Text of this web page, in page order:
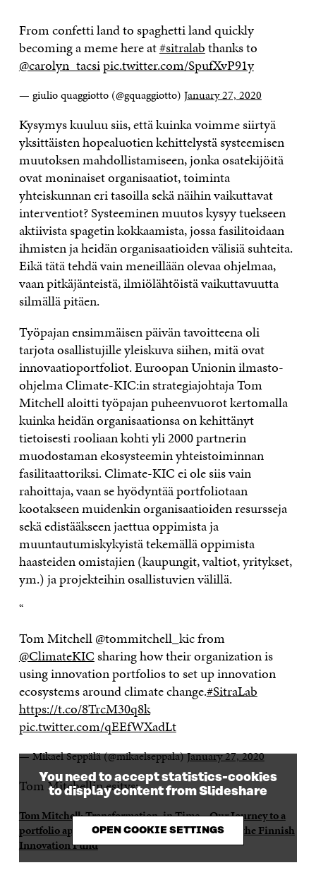
From confetti land to spaghetti land quickly
becoming a meme here at#sitralabthanks to
@carolyn_tacsipic.twitter.com/SpufXvP91y
— giulio quaggiotto (@gquaggiotto) January 27, 2020
Kysymys kuuluu siis, että kuinka voimme siirtyä
yksittäisten hopealuotien kehittelystä systeemisen
muutoksen mahdollistamiseen, jonka osatekijöitä
ovat moninaiset organisaatiot, toiminta
yhteiskunnan eri tasoilla sekä näihin vaikuttavat
interventiot? Systeeminen muutos kysyy tuekseen
aktiivista spagetin kokkaamista, jossa fasilitoidaan
ihmisten ja heidän organisaatioiden välisiä suhteita.
Eikä tätä tehdä vain meneillään olevaa ohjelmaa,
vaan pitkäjänteistä, ilmiölähtöistä vaikuttavuutta
silmällä pitäen.
Työpajan ensimmäisen päivän tavoitteena oli
tarjota osallistujille yleiskuva siihen, mitä ovat
innovaatioportfoliot. Euroopan Unionin ilmasto-
ohjelma Climate-KIC:in strategiajohtaja Tom
Mitchell aloitti työpajan puheenvuorot kertomalla
kuinka heidän organisaationsa on kehittänyt
tietoisesti rooliaan kohti yli 2000 partnerin
muodostaman ekosysteemin yhteistoiminnan
fasilitaattoriksi. Climate-KIC ei ole siis vain
rahoittaja, vaan se hyödyntää portfoliotaan
kootakseen muidenkin organisaatioiden resursseja
sekä edistääkseen jaettua oppimista ja
muuntautumiskykyistä tekemällä oppimista
haasteiden omistajien (kaupungit, valtiot, yritykset,
ym.) ja projekteihin osallistuvien välillä.
“
Tom Mitchell @tommitchell_kic from
@ClimateKICsharing how their organization is
using innovation portfolios to set up innovation
ecosystems around climate change.#SitraLab
https://t.co/8TrcM30q8k
pic.twitter.com/qEEfWXadLt
— Mikael Seppälä (@mikaelseppala)January 27, 2020
Tom Mitchellin esitys:
You need to accept statistics-cookies
to display content from Slideshare
OPEN COOKIE SETTINGS
Tom Mitchell: Transformation, in Time – Our Journey to a
portfolio approach to systems changefromSitra the Finnish
Innovation Fund